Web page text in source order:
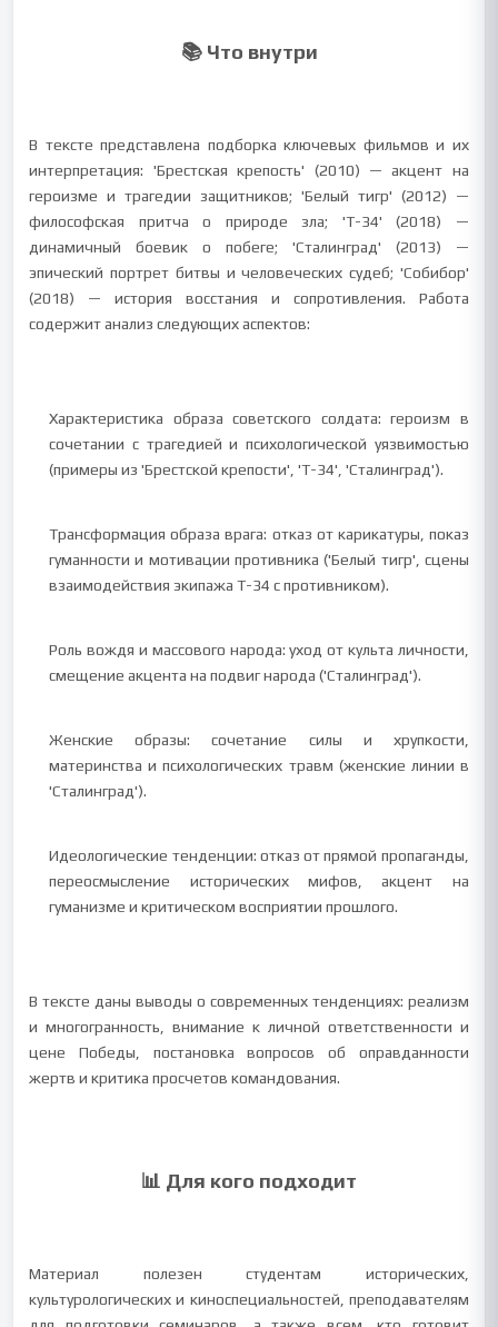
📚 Что внутри
В тексте представлена подборка ключевых фильмов и их
интерпретация: 'Брестская крепость' (2010) — акцент на
героизме и трагедии защитников; 'Белый тигр' (2012) —
философская притча о природе зла; 'Т-34' (2018) —
динамичный боевик о побеге; 'Сталинград' (2013) —
эпический портрет битвы и человеческих судеб; 'Собибор'
(2018) — история восстания и сопротивления. Работа
содержит анализ следующих аспектов:
Характеристика образа советского солдата: героизм в
сочетании с трагедией и психологической уязвимостью
(примеры из 'Брестской крепости', 'Т-34', 'Сталинград').
Трансформация образа врага: отказ от карикатуры, показ
гуманности и мотивации противника ('Белый тигр', сцены
взаимодействия экипажа Т-34 с противником).
Роль вождя и массового народа: уход от культа личности,
смещение акцента на подвиг народа ('Сталинград').
Женские образы: сочетание силы и хрупкости,
материнства и психологических травм (женские линии в
'Сталинград').
Идеологические тенденции: отказ от прямой пропаганды,
переосмысление исторических мифов, акцент на
гуманизме и критическом восприятии прошлого.
В тексте даны выводы о современных тенденциях: реализм
и многогранность, внимание к личной ответственности и
цене Победы, постановка вопросов об оправданности
жертв и критика просчетов командования.
📊 Для кого подходит
Материал полезен студентам исторических,
культурологических и киноспециальностей, преподавателям